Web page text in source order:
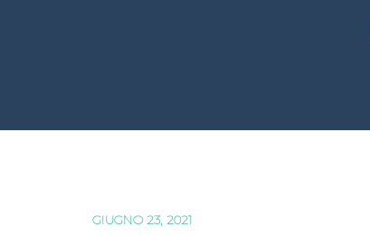
GIUGNO 23, 2021